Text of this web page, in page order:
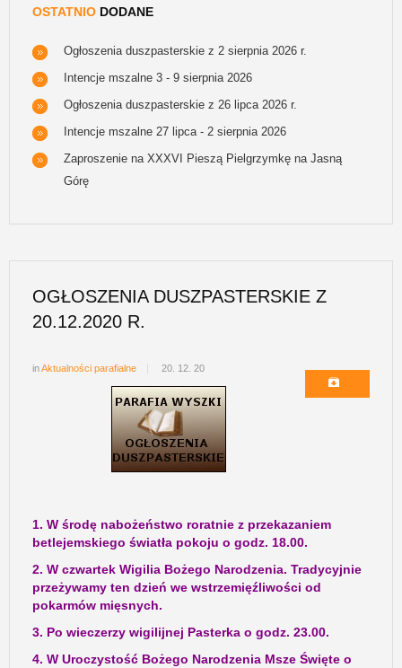
OSTATNIO DODANE
Ogłoszenia duszpasterskie z 2 sierpnia 2026 r.
Intencje mszalne 3 - 9 sierpnia 2026
Ogłoszenia duszpasterskie z 26 lipca 2026 r.
Intencje mszalne 27 lipca - 2 sierpnia 2026
Zaproszenie na XXXVI Pieszą Pielgrzymkę na Jasną
Górę
OGŁOSZENIA DUSZPASTERSKIE Z
20.12.2020 R.
inAktualności parafialne 20. 12. 20
1. W środę nabożeństwo roratnie z przekazaniem
betlejemskiego światła pokoju o godz. 18.00.
2. W czwartek Wigilia Bożego Narodzenia. Tradycyjnie
przeżywamy ten dzień we wstrzemięźliwości od
pokarmów mięsnych.
3. Po wieczerzy wigilijnej Pasterka o godz. 23.00.
4. W Uroczystość Bożego Narodzenia Msze Święte o